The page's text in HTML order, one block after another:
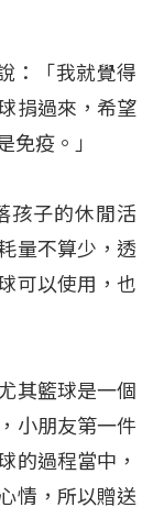
：「我就覺得
捐過來，希望
免疫。」
孩子的休閒活
量不算少，透
可以使用，也
其籃球是一個
小朋友第一件
的過程當中，
情，所以贈送